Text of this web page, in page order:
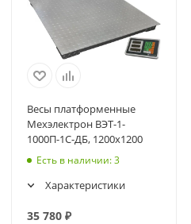
Весы платформенные
Мехэлектрон ВЭТ-1-
1000П-1С-ДБ, 1200х1200
Есть в наличии: 3
Характеристики
35 780 ₽